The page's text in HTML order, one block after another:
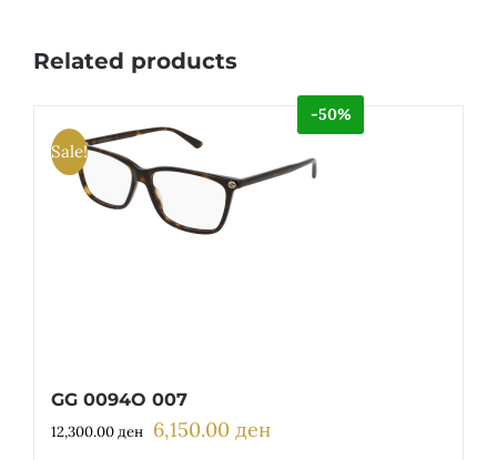
Related products
Sale!
-50%
GG 0094O 007
12,300.00ден Original
6,150.00 денCurrent